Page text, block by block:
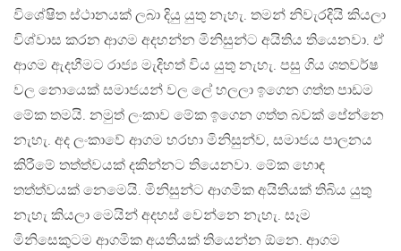
විශේෂිත ස්ථානයක් ලබා දියු යුතු නැහැ. තමන් නිවැරදියි කියලා
විශ්වාස කරන ආගම අදහන්න මිනිසුන්ට අයිතිය තියෙනවා. ඒ
ආගම ඇදහීමට රාජ්‍ය මැදිහත් විය යුතු නැහැ. පසු ගිය ශතවර්ෂ
වල නොයෙක් සමාජයන් වල ලේ හලලා ඉගෙන ගත්ත පාඩම
මේක තමයි. නමුත් ලංකාව මේක ඉගෙන ගත්ත බවක් පේන්නෙ
නැහැ. අද ලංකාවේ ආගම හරහා මිනිසුන්ව, සමාජය පාලනය
කිරීමේ තත්ත්වයක් දකින්නට තියෙනවා. මේක හොඳ
තත්ත්වයක් නෙමෙයි. මිනිසුන්ට ආගමික අයිතියක් තිබිය යුතු
නැහැ කියලා මෙයින් අදහස් වෙන්නෙ නැහැ. සෑම
මිනිසෙකුටම ආගමික අයතියක් තියෙන්න ඕනෙ. ආගම